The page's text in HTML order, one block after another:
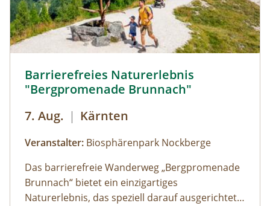
Barrierefreies Naturerlebnis
"Bergpromenade Brunnach"
7. Aug. | Kärnten
Veranstalter: Biosphärenpark Nockberge
Das barrierefreie Wanderweg „Bergpromenade
Brunnach“ bietet ein einzigartiges
Naturerlebnis, das speziell darauf ausgerichtet